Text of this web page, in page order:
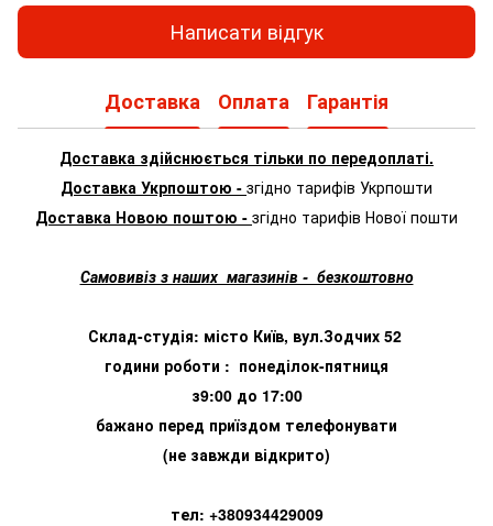
Написати відгук
Доставка Оплата Гарантія
Доставка здійснюється тільки по передоплаті.
Доставка Укрпоштою - згідно тарифів Укрпошти
Доставка Новою поштою - згідно тарифів Нової пошти
Самовивіз з наших магазинів - безкоштовно
Склад-студія: місто Київ, вул.Зодчих 52
години роботи : понеділок-пятниця
з9:00 до 17:00
бажано перед приїздом телефонувати
(не завжди відкрито)
тел: +380934429009